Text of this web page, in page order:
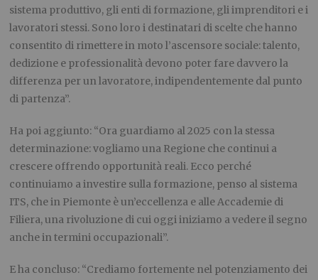
sistema produttivo, gli enti di formazione, gli imprenditori e i
lavoratori stessi. Sono loro i destinatari di scelte che hanno
consentito di rimettere in moto l’ascensore sociale: talento,
dedizione e professionalità devono poter fare davvero la
differenza per un lavoratore, indipendentemente dal punto
di partenza”.
Ha poi aggiunto: “Ora guardiamo al 2025 con la stessa
determinazione: vogliamo una Regione che continui a
crescere offrendo opportunità reali. Ecco perché
continuiamo a investire sulla formazione, penso al sistema
ITS, che in Piemonte è un’eccellenza e alle Accademie di
Filiera, una rivoluzione di cui oggi iniziamo a vedere il segno
anche in termini occupazionali”.
E ha concluso: “Crediamo fortemente nel potenziamento dei